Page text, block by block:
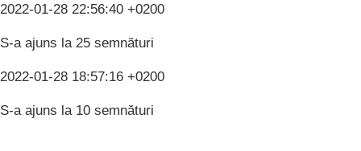
2022-01-28 22:56:40 +0200
S-a ajuns la 25 semnături
2022-01-28 18:57:16 +0200
S-a ajuns la 10 semnături